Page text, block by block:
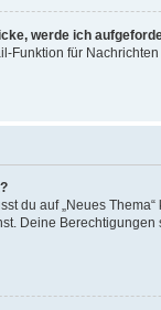
werde ich
Funktion für
du auf „Neues
Deine